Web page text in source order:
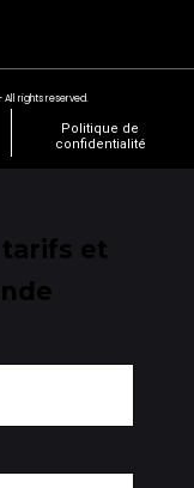
All rights reserved.
Politique de
confidentialité
et